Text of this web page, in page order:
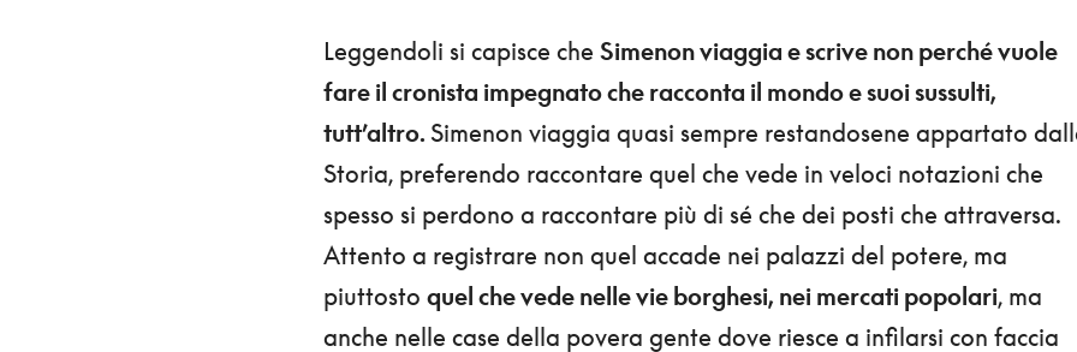
Leggendoli si capisce che Simenon viaggia e scrive non perché vuole
fare il cronista impegnato che racconta il mondo e suoi sussulti,
tutt’altro. Simenon viaggia quasi sempre restandosene appartato
Storia, preferendo raccontare quel che vede in veloci notazioni che
spesso si perdono a raccontare più di sé che dei posti che attraversa.
Attento a registrare non quel accade nei palazzi del potere, ma
piuttosto quel che vede nelle vie borghesi, nei mercati popolari, ma
anche nelle case della povera gente dove riesce a infilarsi con faccia